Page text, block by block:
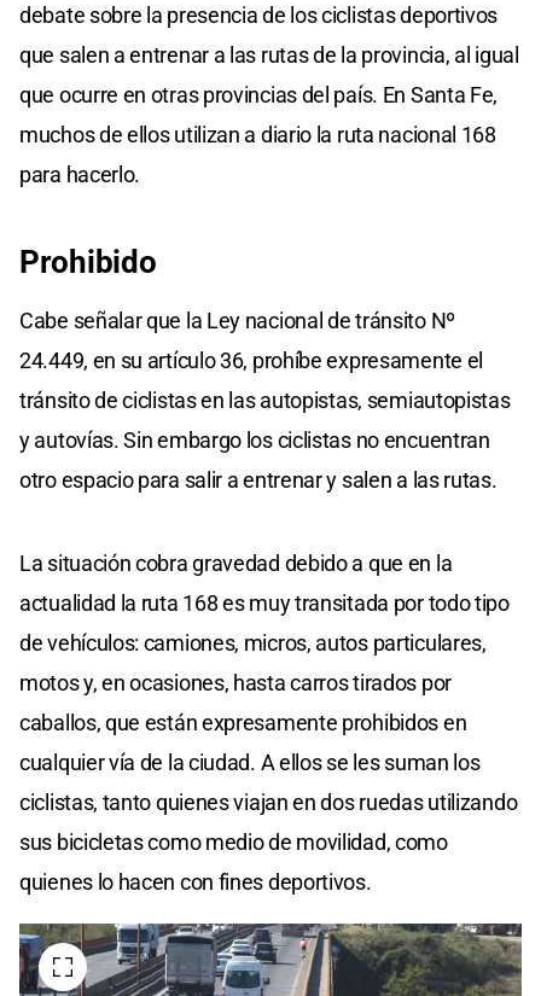
debate sobre la presencia de los ciclistas deportivos
que salen a entrenar a las rutas de la provincia, al igual
que ocurre en otras provincias del país. En Santa Fe,
muchos de ellos utilizan a diario la ruta nacional 168
para hacerlo.
Prohibido
Cabe señalar que la Ley nacional de tránsito Nº
24.449, en su artículo 36, prohíbe expresamente el
tránsito de ciclistas en las autopistas, semiautopistas
y autovías. Sin embargo los ciclistas no encuentran
otro espacio para salir a entrenar y salen a las rutas.
La situación cobra gravedad debido a que en la
actualidad la ruta 168 es muy transitada por todo tipo
de vehículos: camiones, micros, autos particulares,
motos y, en ocasiones, hasta carros tirados por
caballos, que están expresamente prohibidos en
cualquier vía de la ciudad. A ellos se les suman los
ciclistas, tanto quienes viajan en dos ruedas utilizando
sus bicicletas como medio de movilidad, como
quienes lo hacen con fines deportivos.